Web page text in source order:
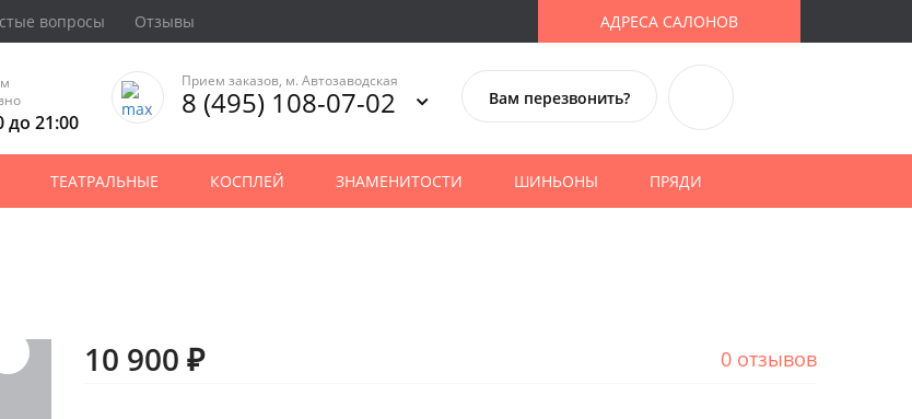
вопросы Отзывы АДРЕСА САЛОНОВ
до 21:00
Прием заказов, м. Автозаводская
8 (495) 108-07-02 Вам перезвонить?
ТЕАТРАЛЬНЫЕ КОСПЛЕЙ ЗНАМЕНИТОСТИ ШИНЬОНЫ ПРЯДИ
10 900 ₽ 0 отзывов